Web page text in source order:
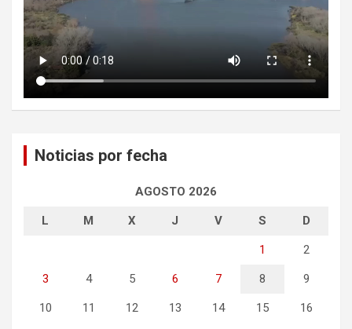
Noticias por fecha
AGOSTO 2026
L M X J V S D
1 2
3 4 5 6 7 8 9
10 11 12 13 14 15 16